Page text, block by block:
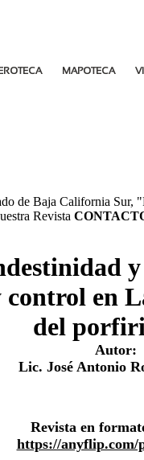
MAPOTECA
de Baja California Sur,
Revista
en
del
Autor:
Lic. José Antonio
Revista en
https://anyflip.com/